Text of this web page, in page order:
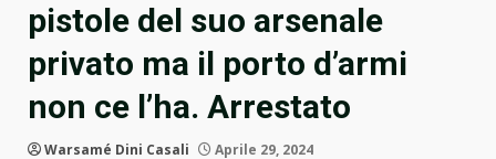
pistole del suo arsenale
privato ma il porto d’armi
non ce l’ha. Arrestato
Warsamé Dini Casali Aprile 29, 2024